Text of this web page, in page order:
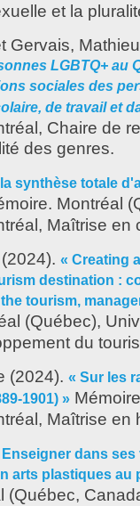
et la
Gervais,
LGBTQ+ au
sociales des
de travail et
Chaire de
des genres.
synthèse totale
Montréal
Maîtrise en
(2024). « Creating
destination :
tourism,
(Québec),
du
(2024). « Sur les
1901) »
Maîtrise en
Enseigner dans
arts plastiques au
(Québec,